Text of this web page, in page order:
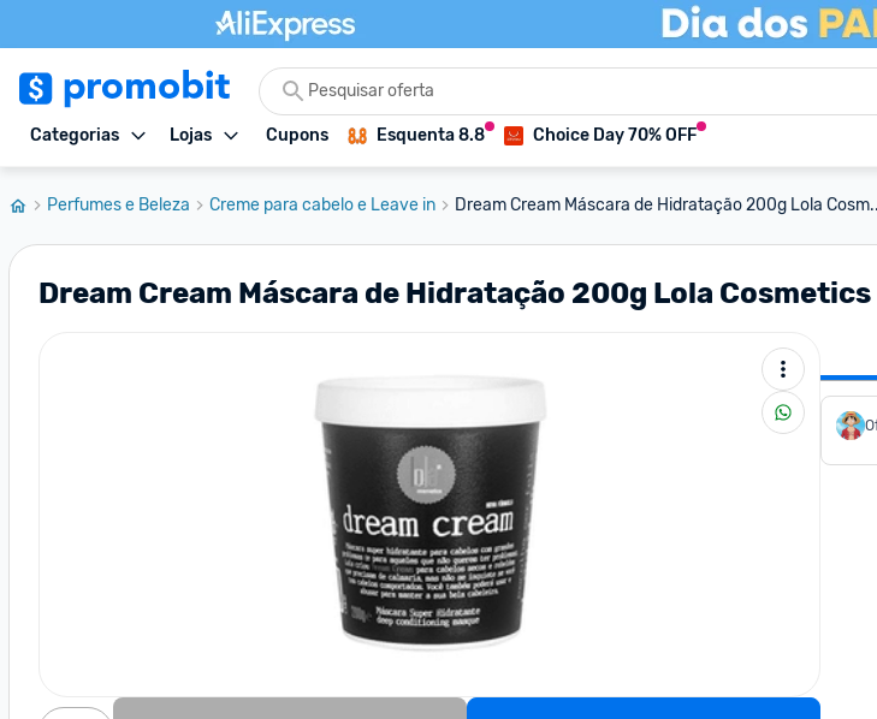
Categorias Lojas Cupons Esquenta 8.8 Choice Day 70% OFF
Perfumes e Beleza Creme para cabelo e Leave in Dream Cream Máscara de Hidratação 200g Lola
Dream Cream Máscara de Hidratação 200g Lola Cosmetics